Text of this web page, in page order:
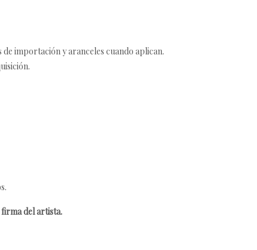
importación y aranceles cuando aplican.
del artista.